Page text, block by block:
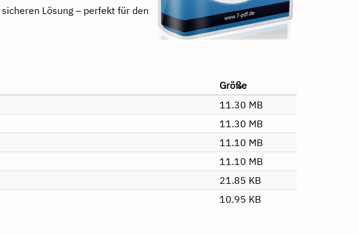
Lösung – perfekt für den
Größe
11.30 MB
11.30 MB
11.10 MB
11.10 MB
21.85 KB
10.95 KB